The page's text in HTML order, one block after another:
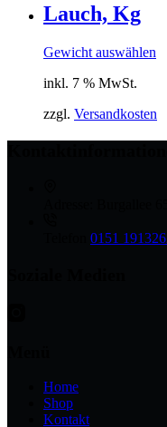
Lauch, Kg
Gewicht auswählen
inkl. 7 % MwSt.
zzgl. Versandkosten
0151
Home
Shop
Kontakt